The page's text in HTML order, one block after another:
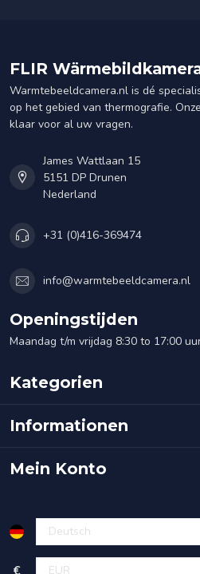
FLIR
Warmtebeeldcamera.nl is dé
op het gebied van thermografie.
klaar voor al uw vragen.
James Wattlaan 15
5151 DP Drunen
Nederland
+31 (0)416-369474
info@warmtebeeldcamera.nl
Openingstijden
Maandag t/m vrijdag 8:30 to 17:00
Kategorien
Informationen
Mein Konto
€